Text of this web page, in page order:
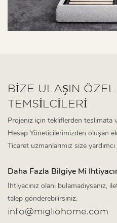
BİZE ULAŞIN
TEMSILCILERI
Projeniz için tekliflerden teslimata
Hesap Yöneticilerimizden oluşan
Ticaret uzmanlarımız size
Daha Fazla Bilgiye Mi
İhtiyacınız olanı bulamadıysanız,
talep gönderebilirsiniz.
info@migliohome.com